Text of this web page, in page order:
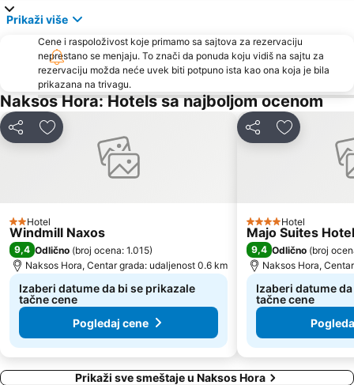
Prikaži više
Cene i raspoloživost koje primamo sa sajtova za rezervaciju
neprestano se menjaju. To znači da ponuda koju vidiš na sajtu za
rezervaciju možda neće uvek biti potpuno ista kao ona koja je bila
prikazana na trivagu.
Naksos Hora: Hotels sa najboljom ocenom
Deli Dodati u favorite
2 Zvezdice
Hotel
Windmill Naxos
9,4 Odlično (broj ocena: 1.015)
Naksos Hora, Centar grada: udaljenost 0.6 km
Izaberi datume da bi se prikazale
tačne cene
Pogledaj cene
Deli Dodati u
4 Zvezdice
Hotel
Majo Suites Hotel
9,4 Odlično (broj
Naksos Hora,
Izaberi datume
tačne cene
Prikaži sve smeštaje u Naksos Hora